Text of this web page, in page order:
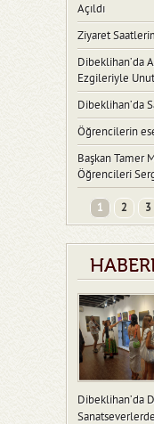
Açıldı
Ziyaret
Dibeklihan’da
Ezgileriyle
Dibeklihan’da
Öğrencilerin
Başkan Tamer
Öğrencileri
1 2 3
Dibeklihan’da